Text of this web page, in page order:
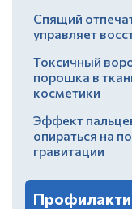
Спящий
управляет
Токсичный
порошка в
косметики
Эффект
опираться на
гравитации